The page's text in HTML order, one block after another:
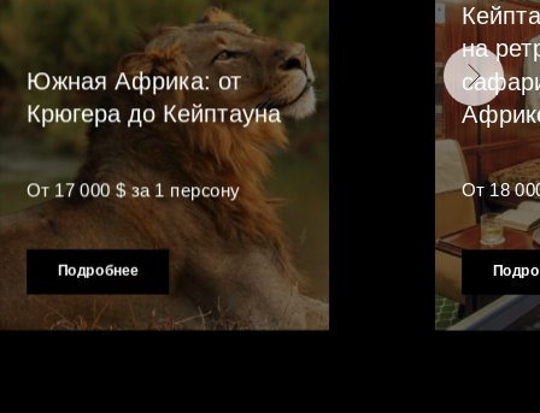
Южная Африка: от
Крюгера до Кейптауна
От 17 000 $ за 1 персону
Подробнее
на
От 18